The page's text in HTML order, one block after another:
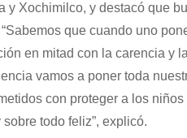
Xochimilco, y destacó que
que cuando uno
en mitad con la carencia y
vamos a poner toda
con proteger a los
todo feliz”, explicó.